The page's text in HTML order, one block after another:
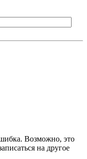
Возможно, это
на другое